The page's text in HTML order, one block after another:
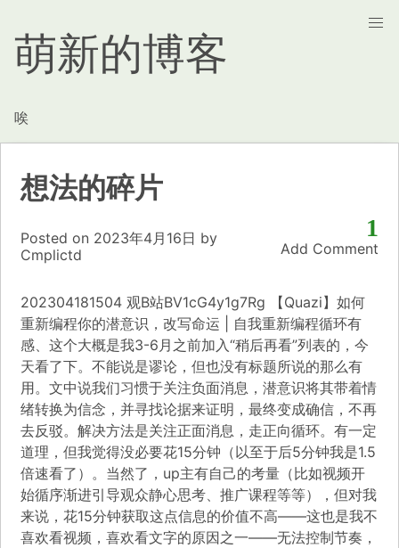
萌新的博客
唉
想法的碎片
1
Add Comment
Posted on 2023年4月16日 by
Cmplictd
202304181504 观B站BV1cG4y1g7Rg
【Quazi】如何
重新编程你的潜意识，改写命运 | 自我重新编程循环有
感、这个大概是我3-6月之前加入“稍后再看”列表的，今
天看了下。不能说是谬论，但也没有标题所说的那么有
用。文中说我们习惯于关注负面消息，潜意识将其带着情
绪转换为信念，并寻找论据来证明，最终变成确信，不再
去反驳。解决方法是关注正面消息，走正向循环。有一定
道理，但我觉得没必要花15分钟（以至于后5分钟我是1.5
倍速看了）。当然了，up主有自己的考量（比如视频开
始循序渐进引导观众静心思考、推广课程等等），但对我
来说，花15分钟获取这点信息的价值不高——这也是我不
喜欢看视频，喜欢看文字的原因之一——无法控制节奏，